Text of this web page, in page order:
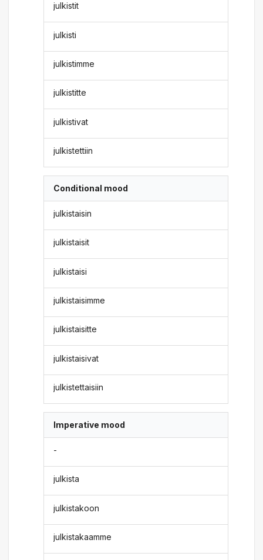
julkistit
julkisti
julkistimme
julkistitte
julkistivat
julkistettiin
Conditional mood
julkistaisin
julkistaisit
julkistaisi
julkistaisimme
julkistaisitte
julkistaisivat
julkistettaisiin
Imperative mood
-
julkista
julkistakoon
julkistakaamme